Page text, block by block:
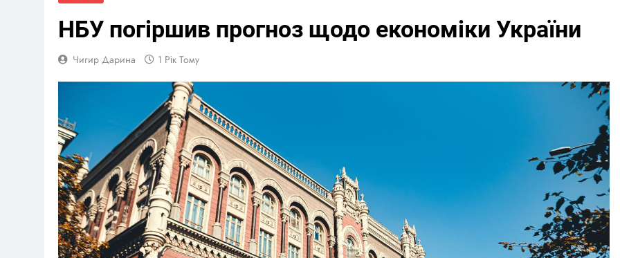
НБУ погіршив прогноз щодо економіки України
Чигир Дарина 1 Рік Тому